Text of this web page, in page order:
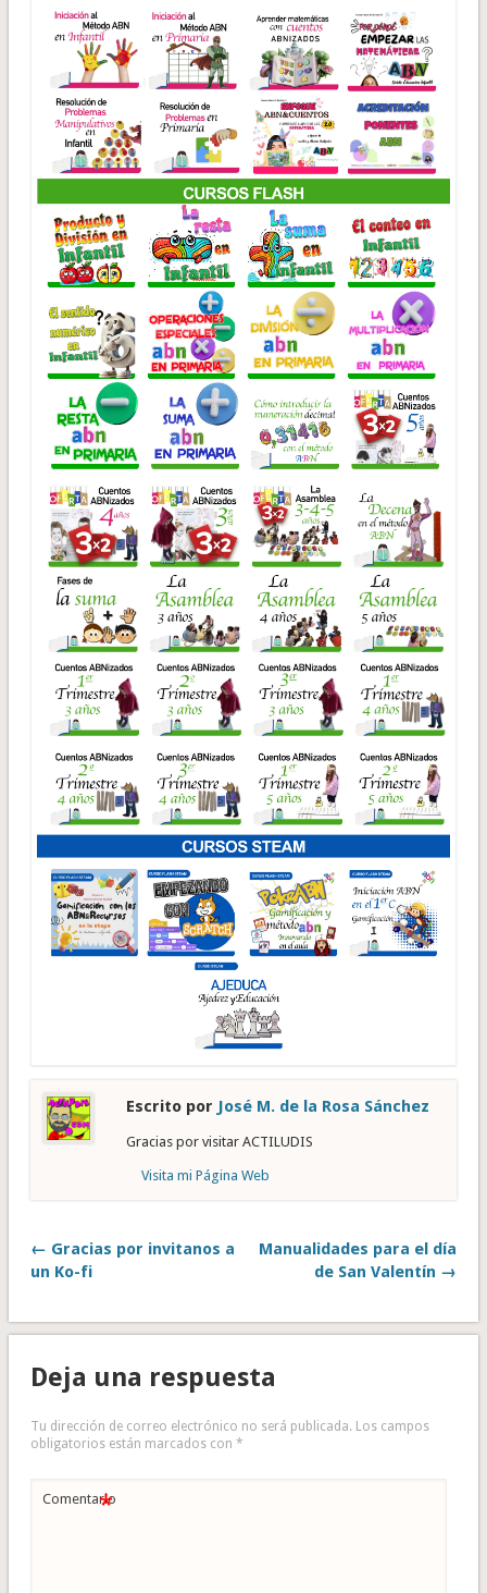
Escrito por José M. de la Rosa Sánchez
Gracias por visitar ACTILUDIS
Visita mi Página Web
← Gracias por invitanos a
un Ko-fi
Manualidades para el día
de San Valentín →
Deja una respuesta
Tu dirección de correo electrónico no será publicada. Los campos
obligatorios están marcados con *
Comentario
*